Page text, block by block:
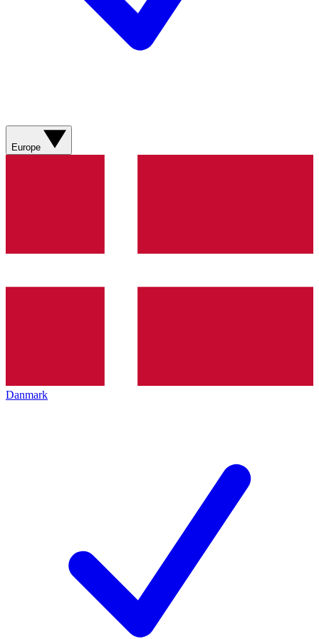
Europe
Danmark